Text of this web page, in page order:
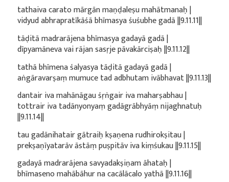
tathaiva carato mārgān maṇḍaleṣu mahātmanaḥ |
vidyud abhrapratīkāśā bhīmasya śuśubhe gadā ||9.11.11||
tāḍitā madrarājena bhīmasya gadayā gadā |
dīpyamāneva vai rājan sasṛje pāvakārciṣaḥ ||9.11.12||
tathā bhīmena śalyasya tāḍitā gadayā gadā |
aṅgāravarṣaṃ mumuce tad adbhutam ivābhavat ||9.11.13||
dantair iva mahānāgau śṛṅgair iva maharṣabhau |
tottrair iva tadānyonyaṃ gadāgrābhyāṃ nijaghnatuḥ
||9.11.14||
tau gadānihatair gātraiḥ kṣaṇena rudhirokṣitau |
prekṣaṇīyatarāv āstāṃ puṣpitāv iva kiṃśukau ||9.11.15||
gadayā madrarājena savyadakṣiṇam āhataḥ |
bhīmaseno mahābāhur na cacālācalo yathā ||9.11.16||